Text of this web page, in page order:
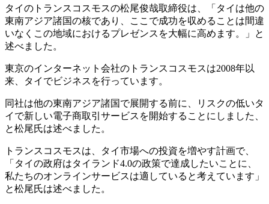
タイのトランスコスモスの松尾俊哉取締役は、「タイは他の
東南アジア諸国の核であり、ここで成功を収めることは間違
いなくこの地域におけるプレゼンスを大幅に高めます。」と
述べました。
東京のインターネット会社のトランスコスモスは2008年以
来、タイでビジネスを行っています。
同社は他の東南アジア諸国で展開する前に、リスクの低いタ
イで新しい電子商取引サービスを開始することにしました、
と松尾氏は述べました。
トランスコスモスは、タイ市場への投資を増やす計画で、
「タイの政府はタイランド4.0の政策で達成したいことに、
私たちのオンラインサービスは適していると考えています」
と松尾氏は述べました。